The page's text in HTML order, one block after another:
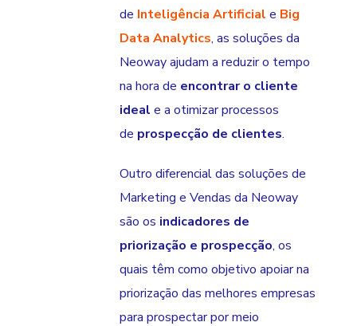
de Inteligência Artificial e Big
Data Analytics, as soluções da
Neoway ajudam a reduzir o tempo
na hora de encontrar o cliente
ideal e a otimizar processos
de prospecção de clientes.
Outro diferencial das soluções de
Marketing e Vendas da Neoway
são os indicadores de
priorização e prospecção, os
quais têm como objetivo apoiar na
priorização das melhores empresas
para prospectar por meio